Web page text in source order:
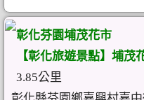
彰化芬園埔茂花市
【彰化旅遊景點】埔茂
3.85公里